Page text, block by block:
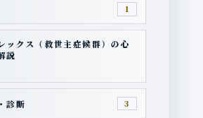
1
ックス（救世主症候群）の心
説
診断 3